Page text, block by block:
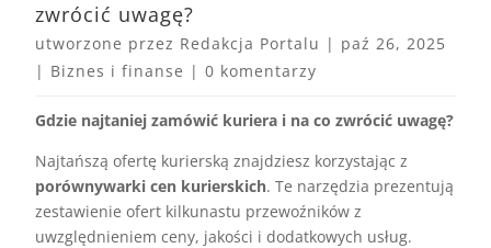
zwrócić uwagę?
utworzone przez Redakcja Portalu | paź 26, 2025
| Biznes i finanse |0 komentarzy
Gdzie najtaniej zamówić kuriera i na co zwrócić uwagę?
Najtańszą ofertę kurierską znajdziesz korzystając z
porównywarki cen kurierskich. Te narzędzia prezentują
zestawienie ofert kilkunastu przewoźników z
uwzględnieniem ceny, jakości i dodatkowych usług.